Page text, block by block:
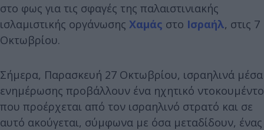
στο φως για τις σφαγές της παλαιστινιακής
ισλαμιστικής οργάνωσης Χαμάς στο Ισραήλ, στις 7
Οκτωβρίου.
Σήμερα, Παρασκευή 27 Οκτωβρίου, ισραηλινά μέσα
ενημέρωσης προβάλλουν ένα ηχητικό ντοκουμέντο
που προέρχεται από τον ισραηλινό στρατό και σε
αυτό ακούγεται, σύμφωνα με όσα μεταδίδουν, ένας